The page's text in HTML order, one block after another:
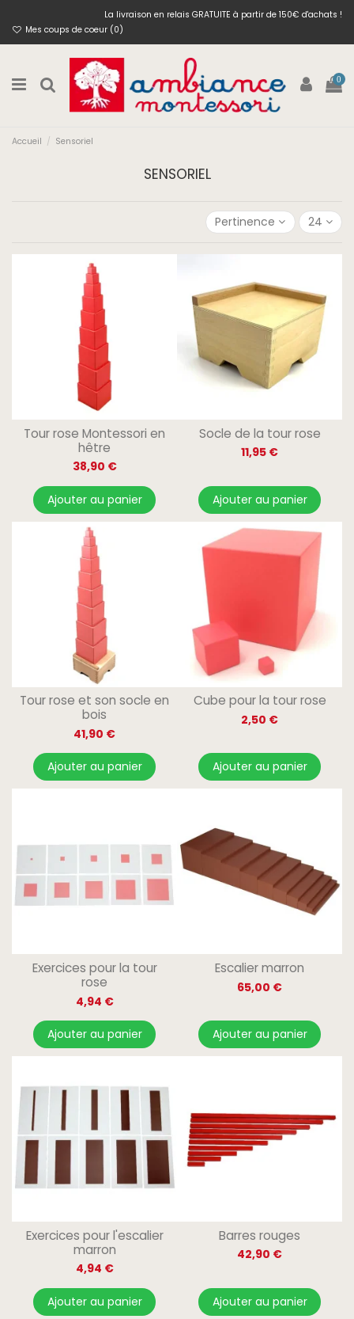
La livraison en relais GRATUITE à partir de 150€ d'achats !
Mes coups de coeur (0)
0
Accueil Sensoriel
SENSORIEL
Pertinence 24
Tour rose Montessori en
hêtre
38,90 €
Ajouter au panier
Socle de la tour rose
11,95 €
Ajouter au panier
Tour rose et son socle en
bois
41,90 €
Ajouter au panier
Cube pour la tour rose
2,50 €
Ajouter au panier
Exercices pour la tour
rose
4,94 €
Ajouter au panier
Escalier marron
65,00 €
Ajouter au panier
Exercices pour l'escalier
marron
4,94 €
Ajouter au panier
Barres rouges
42,90 €
Ajouter au panier